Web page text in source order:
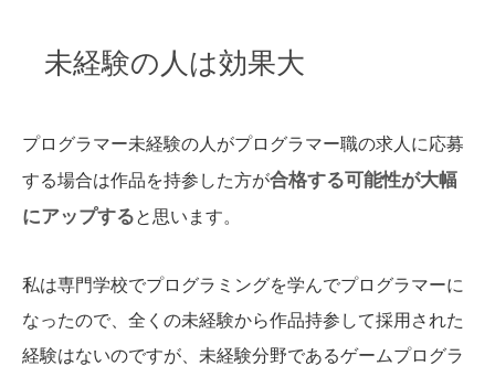
未経験の人は効果大
プログラマー未経験の人がプログラマー職の求人に応募
する場合は作品を持参した方が合格する可能性が大幅
にアップすると思います。
私は専門学校でプログラミングを学んでプログラマーに
なったので、全くの未経験から作品持参して採用された
経験はないのですが、未経験分野であるゲームプログラ